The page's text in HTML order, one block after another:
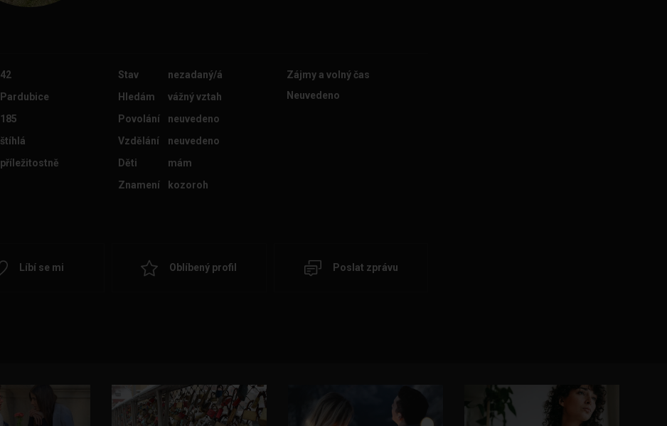
42
Pardubice
185
štíhlá
příležitostně
Stav
nezadaný/á
Hledám
vážný vztah
Povolání
neuvedeno
Vzdělání
neuvedeno
Děti
mám
Znamení
kozoroh
Zájmy a volný čas
Neuvedeno
Líbí se mi Oblíbený profil Poslat zprávu